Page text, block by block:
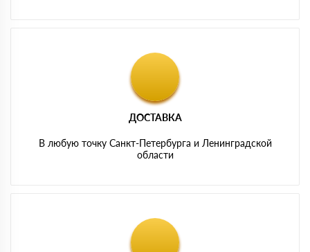
ДОСТАВКА
В любую точку Санкт-Петербурга и Ленинградской
области